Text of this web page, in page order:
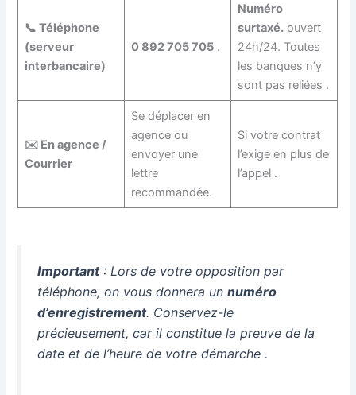
📞 Téléphone
(serveur
interbancaire)
0 892 705 705 .
Numéro
surtaxé.ouvert
24h/24. Toutes
les banques n’y
sont pas reliées .
✉️ En agence /
Courrier
Se déplacer en
agence ou
envoyer une
lettre
recommandée.
Si votre contrat
l’exige en plus de
l’appel .
Important: Lors de votre opposition par
téléphone, on vous donnera unnuméro
d’enregistrement. Conservez-le
précieusement, car il constitue la preuve de la
date et de l’heure de votre démarche.